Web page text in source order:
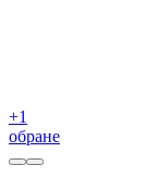
+1
обране